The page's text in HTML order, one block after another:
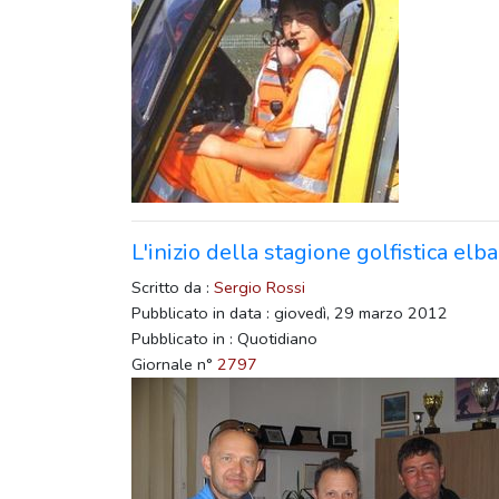
L'inizio della stagione golfistica
Scritto da : Sergio Rossi
Pubblicato in data : giovedì, 29 marzo 2012
Pubblicato in : Quotidiano
Giornale n° 2797